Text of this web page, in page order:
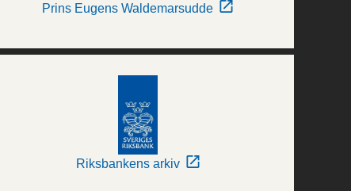
Prins Eugens Waldemarsudde
Riksbankens arkiv